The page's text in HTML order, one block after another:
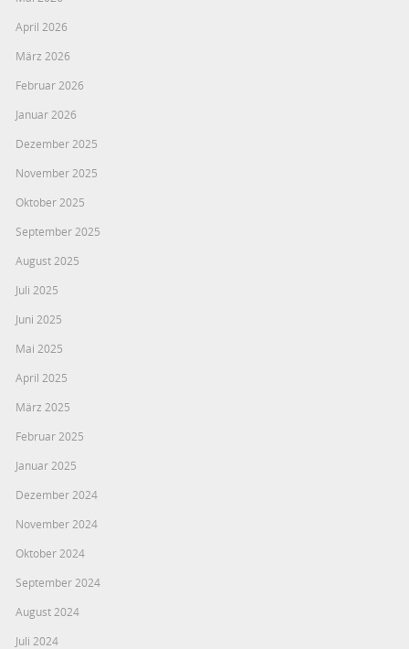
April 2026
März 2026
Februar 2026
Januar 2026
Dezember 2025
November 2025
Oktober 2025
September 2025
August 2025
Juli 2025
Juni 2025
Mai 2025
April 2025
März 2025
Februar 2025
Januar 2025
Dezember 2024
November 2024
Oktober 2024
September 2024
August 2024
Juli 2024